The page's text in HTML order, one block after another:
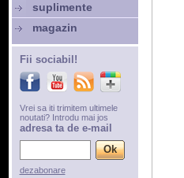
suplimente
magazin
Fii sociabil!
Vrei sa iti trimitem ultimele
noutati? Introdu mai jos
adresa ta de e-mail
dezabonare